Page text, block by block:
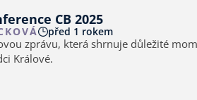
CB 2025
před 1 rokem
zprávu, která shrnuje důležité
Králové.